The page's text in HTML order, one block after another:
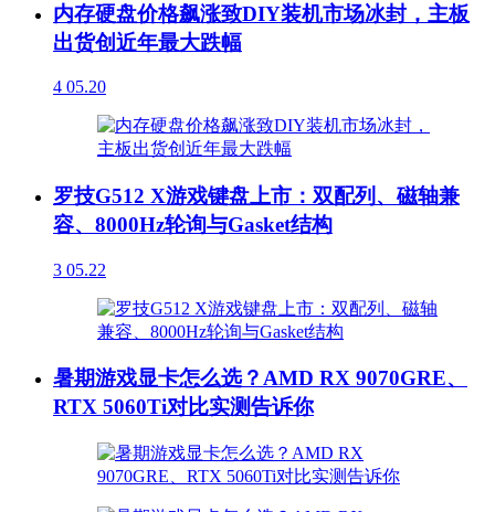
内存硬盘价格飙涨致DIY装机市场冰封，主板
出货创近年最大跌幅
4 05.20
罗技G512 X游戏键盘上市：双配列、磁轴兼
容、8000Hz轮询与Gasket结构
3 05.22
暑期游戏显卡怎么选？AMD RX 9070GRE、
RTX 5060Ti对比实测告诉你